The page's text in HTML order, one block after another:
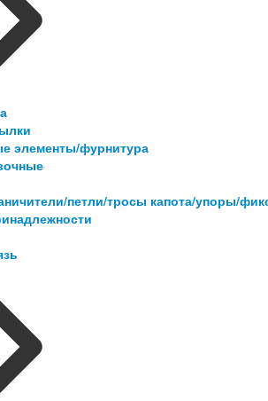
элементы/фурнитура
петли/тросы капота/упоры/